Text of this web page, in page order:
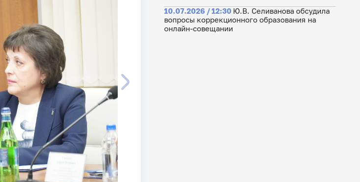
10.07.2026 / 12:30 Ю.В. Селиванова обсудила
вопросы коррекционного образования на
онлайн-совещании